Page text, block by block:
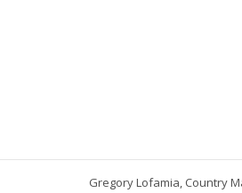
Gregory Lofamia, Country